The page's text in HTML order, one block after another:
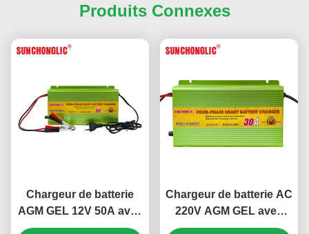
Produits Connexes
Chargeur de batterie
AGM GEL 12V 50A avec
charge en quatre étapes
Chargeur de batterie AC
220V AGM GEL avec
charge en quatre étapes